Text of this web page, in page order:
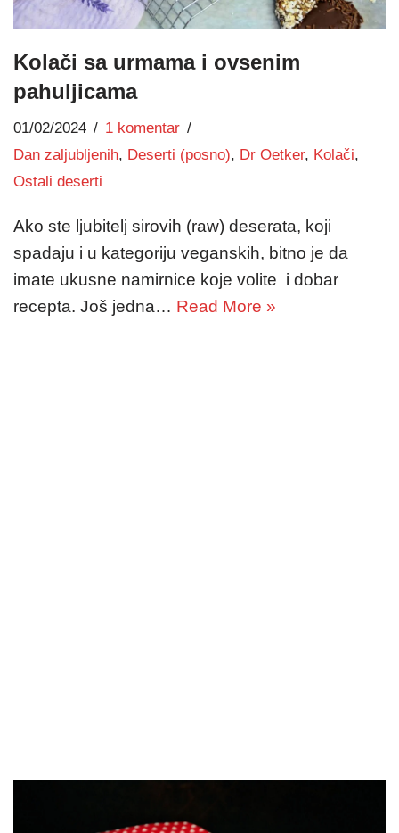
Kolači sa urmama i ovsenim
pahuljicama
01/02/2024
1 komentar
Dan zaljubljenih, Deserti (posno), Dr Oetker, Kolači,
Ostali deserti
Ako ste ljubitelj sirovih (raw) deserata, koji
spadaju i u kategoriju veganskih, bitno je da
imate ukusne namirnice koje volite i dobar
recepta. Još jedna… Read More »